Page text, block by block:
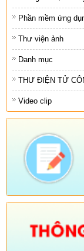
Phần mềm ứng
Thư viện ảnh
Danh mục
THƯ ĐIỆN TỬ
Video clip